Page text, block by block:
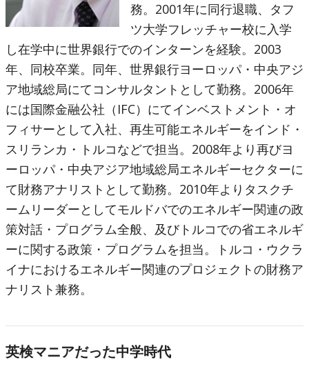
務。2001年に同行退職、タフ
ツ大学フレッチャー校に入学
し在学中に世界銀行でのインターンを経験。2003
年、同校卒業。同年、世界銀行ヨーロッパ・中央アジ
ア地域総局にてコンサルタントとして勤務。2006年
には国際金融公社（IFC）にてインベストメント・オ
フィサーとして入社、再生可能エネルギーをインド・
スリランカ・トルコなどで担当。2008年より再びヨ
ーロッパ・中央アジア地域総局エネルギーセクターに
て財務アナリストとして勤務。2010年よりタスクチ
ームリーダーとしてモルドバでのエネルギー関連の政
策対話・プログラム全般、及びトルコでの省エネルギ
ーに関する政策・プログラムを担当。トルコ・ウクラ
イナにおけるエネルギー関連のプロジェクトの財務ア
ナリスト兼務。
英検マニアだった中学時代